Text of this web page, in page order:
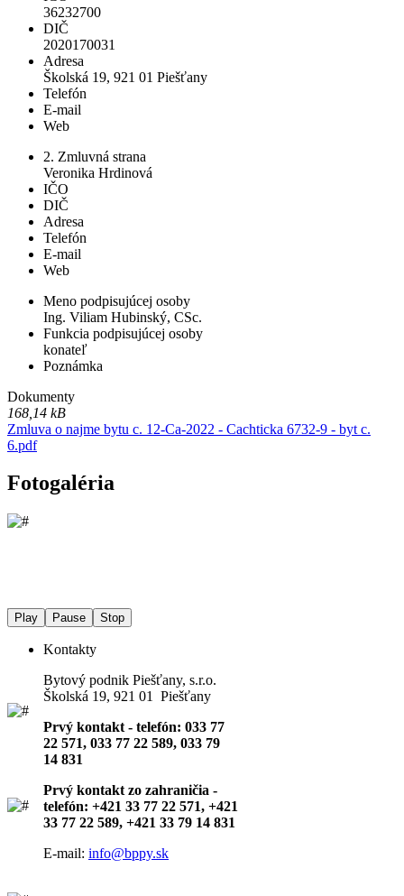
36232700
DIČ
2020170031
Adresa
Školská 19, 921 01 Piešťany
Telefón
E-mail
Web
2. Zmluvná strana
Veronika Hrdinová
IČO
DIČ
Adresa
Telefón
E-mail
Web
Meno podpisujúcej osoby
Ing. Viliam Hubinský, CSc.
Funkcia podpisujúcej osoby
konateľ
Poznámka
Dokumenty
168,14 kB
Zmluva o najme bytu c. 12-Ca-2022 - Cachticka 6732-9 - byt c.
6.pdf
Fotogaléria
Play Pause Stop
Kontakty
Bytový podnik Piešťany, s.r.o.
Školská 19, 921 01 Piešťany
Prvý kontakt - telefón: 033 77
22 571, 033 77 22 589, 033 79
14 831
Prvý kontakt zo zahraničia -
telefón: +421 33 77 22 571, +421
33 77 22 589, +421 33 79 14 831
E-mail: info@bppy.sk